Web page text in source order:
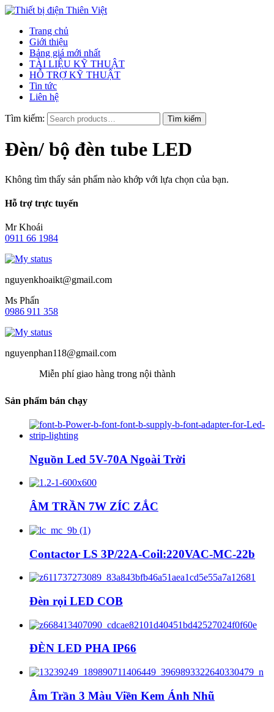
Trang chủ
Giới thiệu
Bảng giá mới nhất
TÀI LIỆU KỸ THUẬT
HỖ TRỢ KỸ THUẬT
Tin tức
Liên hệ
Tìm kiếm:
Đèn/ bộ đèn tube LED
Không tìm thấy sản phẩm nào khớp với lựa chọn của bạn.
Hỗ trợ trực tuyến
Mr Khoái
0911 66 1984
nguyenkhoaikt@gmail.com
Ms Phấn
0986 911 358
nguyenphan118@gmail.com
Miễn phí giao hàng trong nội thành
Sản phẩm bán chạy
Nguồn Led 5V-70A Ngoài Trời
ÂM TRẦN 7W ZÍC ZẮC
Contactor LS 3P/22A-Coil:220VAC-MC-22b
Đèn rọi LED COB
ĐÈN LED PHA IP66
Âm Trần 3 Màu Viền Kem Ánh Nhũ